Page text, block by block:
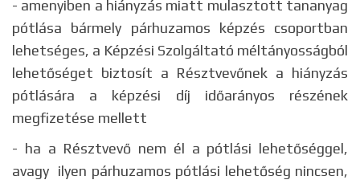
- amenyiben a hiányzás miatt mulasztott tananyag
pótlása bármely párhuzamos képzés csoportban
lehetséges, a Képzési Szolgáltató méltányosságból
lehetőséget biztosít a Résztvevőnek a hiányzás
pótlására a képzési díj időarányos részének
megfizetése mellett
- ha a Résztvevő nem él a pótlási lehetőséggel,
avagy ilyen párhuzamos pótlási lehetőség nincsen,